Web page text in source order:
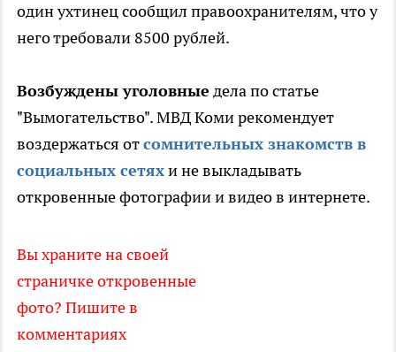
один ухтинец сообщил правоохранителям, что у
него требовали 8500 рублей.
Возбуждены уголовные дела по статье
"Вымогательство". МВД Коми рекомендует
воздержаться отсомнительных знакомств в
социальных сетяхи не выкладывать
откровенные фотографии и видео в интернете.
Вы храните на своей
страничке откровенные
фото? Пишите в
комментариях